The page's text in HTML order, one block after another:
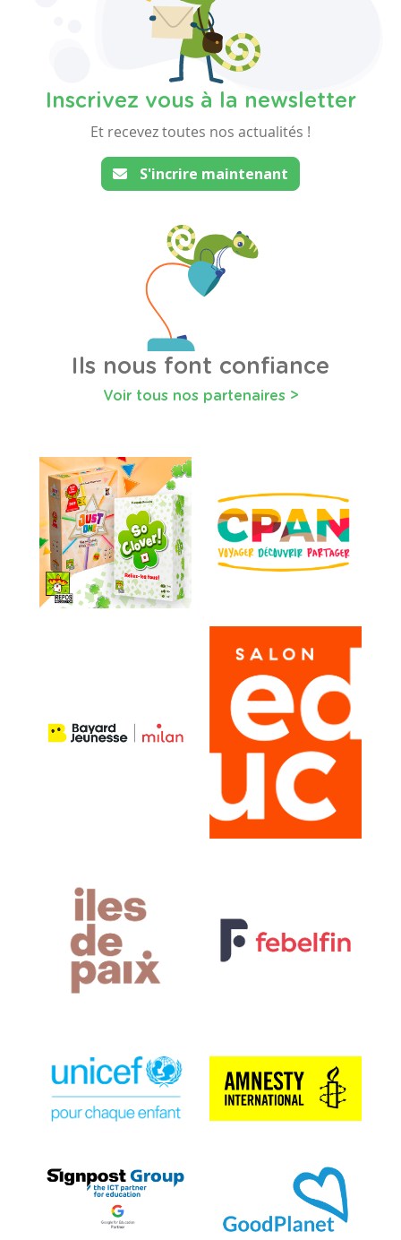
Inscrivez vous à la newsletter
Et recevez toutes nos actualités !
S'incrire maintenant
Ils nous font confiance
Voir tous nos partenaires >